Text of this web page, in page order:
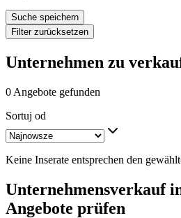
Suche speichern
Filter zurücksetzen
Unternehmen zu
0 Angebote gefunden
Sortuj od
Keine Inserate entsprechen den
Unternehmensverkauf
Angebote prüfen